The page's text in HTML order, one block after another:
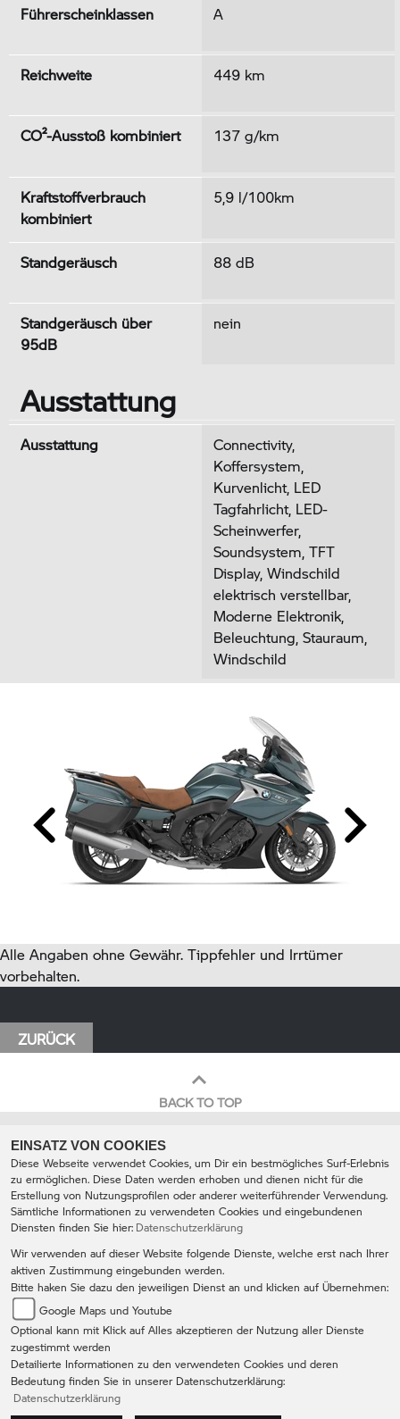
Führerscheinklassen A
Reichweite 449 km
CO²-Ausstoß kombiniert 137 g/km
Kraftstoffverbrauch
kombiniert
5,9 l/100km
Standgeräusch 88 dB
Standgeräusch über
95dB
nein
Ausstattung
Ausstattung
Connectivity,
Koffersystem,
Kurvenlicht, LED
Tagfahrlicht, LED-
Scheinwerfer,
Soundsystem, TFT
Display, Windschild
elektrisch verstellbar,
Moderne Elektronik,
Beleuchtung, Stauraum,
Windschild
Alle Angaben ohne Gewähr. Tippfehler und Irrtümer
vorbehalten.
ZURÜCK
BACK TO TOP
BMW Motorradcenter Heermann-
Rhein
Neckarsulmer Str. 55 74076 Heilbronn
0049 (0) 7131 / 64572- 0
info@heermann-rhein-motorrad.de
IMPRESSUM
AGB
DISCLAIMER
EINSATZ VON COOKIES
Diese Webseite verwendet Cookies, um Dir ein bestmögliches Surf-Erlebnis
zu ermöglichen. Diese Daten werden erhoben und dienen nicht für die
Erstellung von Nutzungsprofilen oder anderer weiterführender Verwendung.
Sämtliche Informationen zu verwendeten Cookies und eingebundenen
Diensten finden Sie hier: Datenschutzerklärung
Wir verwenden auf dieser Website folgende Dienste, welche erst nach Ihrer
aktiven Zustimmung eingebunden werden.
Bitte haken Sie dazu den jeweiligen Dienst an und klicken auf Übernehmen:
Google Maps und Youtube
Optional kann mit Klick auf Alles akzeptieren der Nutzung aller Dienste
zugestimmt werden
Detailierte Informationen zu den verwendeten Cookies und deren
Bedeutung finden Sie in unserer Datenschutzerklärung:
Datenschutzerklärung